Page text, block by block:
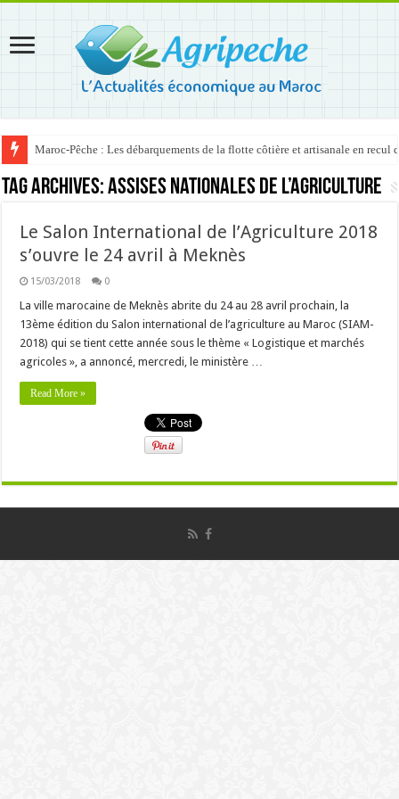
Maroc-Pêche : Les débarquements de la flotte côtière et artisanale en recul
Tag Archives:Assises Nationales de l’Agriculture
Le Salon International de l’Agriculture 2018
s’ouvre le 24 avril à Meknès
15/03/2018 0
La ville marocaine de Meknès abrite du 24 au 28 avril prochain, la
13ème édition du Salon international de l’agriculture au Maroc (SIAM-
2018) qui se tient cette année sous le thème « Logistique et marchés
agricoles », a annoncé, mercredi, le ministère …
Read More »